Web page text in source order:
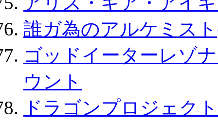
誰ガ為のアルケミス
ゴッドイーターレゾ
ウント
ドラゴンプロジェク